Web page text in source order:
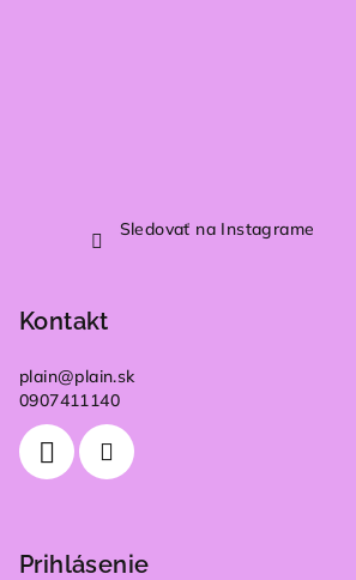
Sledovať na Instagrame
Kontakt
plain@plain.sk
0907411140
Prihlásenie